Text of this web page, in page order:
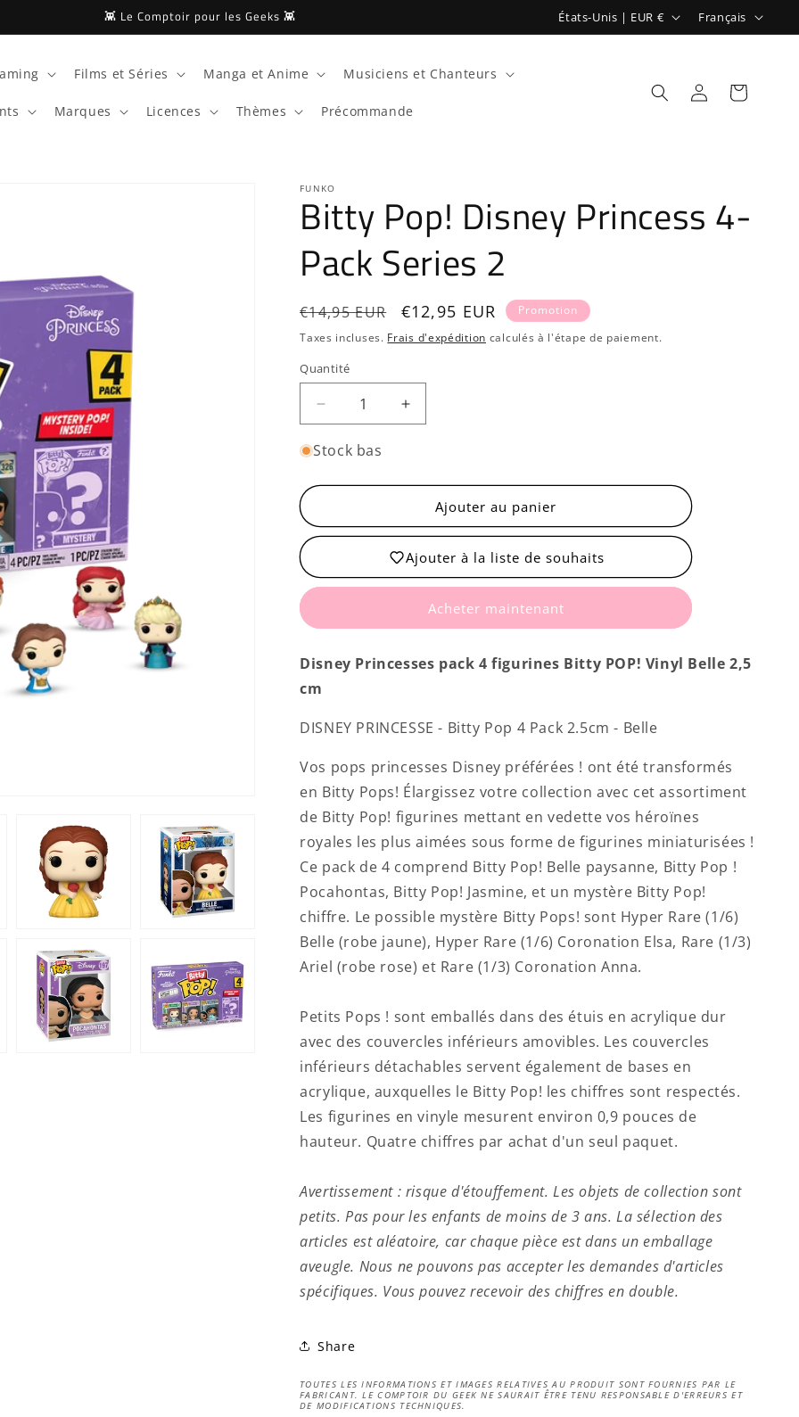
👾 Le Comptoir pour les Geeks 👾
P
a
g
États-Unis | EUR €
a
g
Français
Films et Séries Manga et Anime Musiciens et Chanteurs
Marques Licences Thèmes Précommande
ConnexionPanier
FUNKO
Bitty Pop! Disney Princess 4-
Pack Series 2
Prix
habituel
€14,95 EUR
Prix
promotionnel
€12,95 EUR
Promotion
Taxes incluses. Frais d'expédition calculés à l'étape de paiement.
Quantité
Quantité
Réduire
la
quantité
Bitty
Disney
Princess
Pack
Augmenter
la
Bitty
Pop!
Disney
Princess
4-
Pack
Series
Stock bas
Ajouter au panier
Ajouter à la liste de souhaits
Acheter maintenant
Disney Princesses pack 4 figurines Bitty POP! Vinyl Belle 2,5
cm
DISNEY PRINCESSE - Bitty Pop 4 Pack 2.5cm - Belle
Vos pops princesses Disney préférées ! ont été transformés
en Bitty Pops! Élargissez votre collection avec cet assortiment
de Bitty Pop! figurines mettant en vedette vos héroïnes
royales les plus aimées sous forme de figurines miniaturisées !
Ce pack de 4 comprend Bitty Pop! Belle paysanne, Bitty Pop !
Pocahontas, Bitty Pop! Jasmine, et un mystère Bitty Pop!
chiffre. Le possible mystère Bitty Pops! sont Hyper Rare (1/6)
Belle (robe jaune), Hyper Rare (1/6) Coronation Elsa, Rare (1/3)
Ariel (robe rose) et Rare (1/3) Coronation Anna.
Petits Pops ! sont emballés dans des étuis en acrylique dur
avec des couvercles inférieurs amovibles. Les couvercles
inférieurs détachables servent également de bases en
acrylique, auxquelles le Bitty Pop! les chiffres sont respectés.
Les figurines en vinyle mesurent environ 0,9 pouces de
hauteur. Quatre chiffres par achat d'un seul paquet.
Avertissement : risque d'étouffement. Les objets de collection sont
petits. Pas pour les enfants de moins de 3 ans. La sélection des
articles est aléatoire, car chaque pièce est dans un emballage
aveugle. Nous ne pouvons pas accepter les demandes d'articles
spécifiques. Vous pouvez recevoir des chiffres en double.
Share
TOUTES LES INFORMATIONS ET IMAGES RELATIVES AU PRODUIT SONT FOURNIES PAR LE
FABRICANT. LE COMPTOIR DU GEEK NE SAURAIT ÊTRE TENU RESPONSABLE D'ERREURS ET
DE MODIFICATIONS TECHNIQUES.